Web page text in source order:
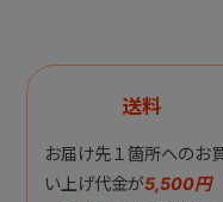
送料
お届け先１箇所へのお
い上げ代金が5,500円